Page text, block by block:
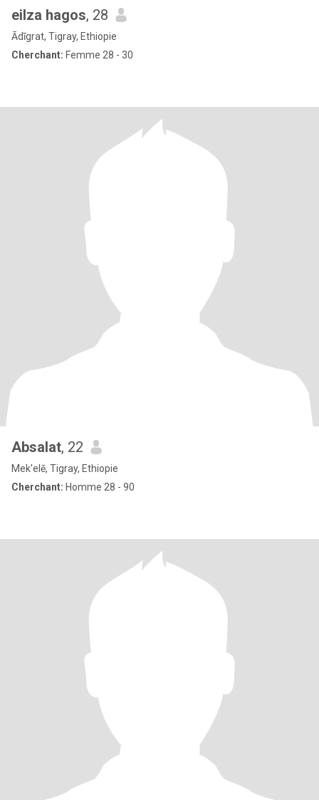
eilza hagos, 28
Ādīgrat, Tigray, Ethiopie
Cherchant: Femme 28 - 30
Absalat, 22
Mek'elē, Tigray, Ethiopie
Cherchant: Homme 28 - 90